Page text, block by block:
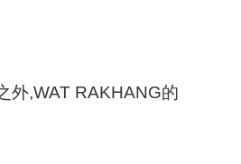
外,WAT RAKHANG的